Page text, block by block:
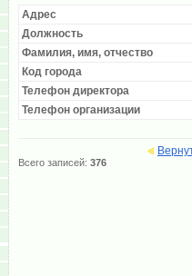
Адрес
Должность
Фамилия, имя, отчество
Код города
Телефон директора
Телефон организации
Всего записей: 376